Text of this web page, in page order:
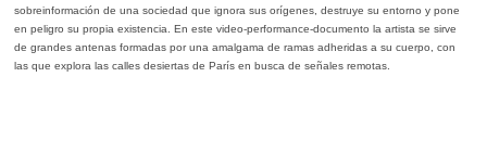
sobreinformación de unasociedad que ignora sus orígenes, destruye su entorno y pone
en peligro su propia existencia. En este video-performance-documento la artistase sirve
de grandesantenas formadas por una amalgama de ramas adheridas a su cuerpo, con
las que explora las callesdesiertas de París en busca de señales remotas.